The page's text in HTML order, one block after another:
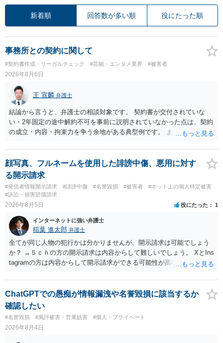
新着順 回答数が多い順 役にたった順
事務所との契約に関して
#契約書作成・リーガルチェック #芸能・エンタメ業界 #被害者
2026年8月6日
王 宣麟 弁護士
結論から言うと、弁護士の相談対象です。 契約書が交付されていな
い・2年固定の途中解約不可を事前に説明されていなかった点は、契約
の成立・内容・拘束力を争う余地がある典型例です。 まずは、運営と
みてはいかがでしょうか。 また同時並行で（もしまだされていないの
であれば）書面で退所意思の明確化はしておくべきだと考えます。
顔写真、フルネームを使用した誹謗中傷、悪用に対す
る開示請求
#発信者情報開示請求 #誹謗中傷 #名誉毀損 #被害者
#ネット上の個人特定被害
#訴訟・損害賠償請求
2026年8月5日 役にたった 1
インターネットに強い弁護士
稲葉 進太郎 弁護士
全てが同じ人物の犯行かは分かりませんが、開示請求は可能でしょう
か？ →５ｃｈの方の開示請求は内容からして難しいでしょう。 XとIns
tagramの方は内容からして開示請求ができる可能性が高いでしょう。
いでしょう。７月中にアカウントが削除されている場合、今から進め
ても失敗する可能性が高いように思われます。 相手を特定できた場
合、相手に全ての弁護士費用を負担させることは可能でしょうか？ →
訴訟外の交渉で相手方が認めれば負担させることができるでしょう。
訴訟で判決となった場合は、実際の弁護士費用が認められる場合と認
められない場合があり何ともいえないところでしょう。
ChatGPTでの愚痴が情報漏洩や名誉毀損に該当するか
確認したい
#名誉毀損 #風評被害・営業妨害 #個人・プライベート
2026年8月4日